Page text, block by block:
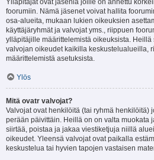
Ylläpitäjät ovat jäseniä joille on annettu
foorumiin. Nämä jäsenet voivat hallita
osa-alueita, mukaan lukien oikeuksien
käyttäjäryhmät ja valvojat yms., riippuen
ylläpitäjille määrittelemistä oikeuksista. Heillä
valvojan oikeudet kaikilla keskustelualueilla,
määrittelemistä asetuksista.
Ylös
Mitä ovatr valvojat?
Valvojat ovat henkilöitä (tai ryhmä henkilöitä)
perään päivittäin. Heillä on on valta muokata
siirtää, poistaa ja jakaa viestiketjuja niillä
oikeudet. Yleensä valvojat ovat paikalla
keskustelua tai hyvien tapojen vastaisen